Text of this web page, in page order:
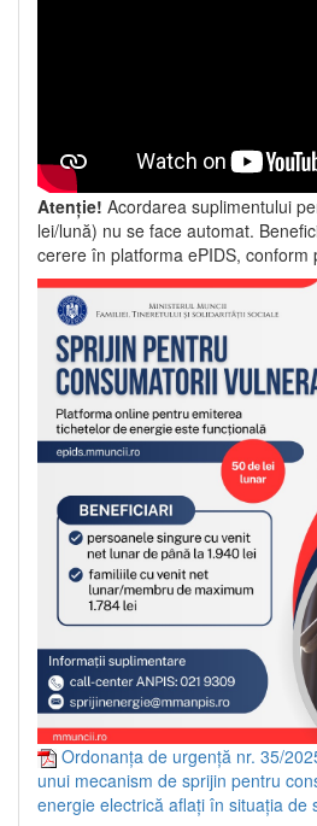
Atenție! Acordarea suplimentului
lei/lună) nu se face automat.
cerere în platforma ePIDS, conform
Ordonanța de urgență nr. 35/
unui mecanism de sprijin pentru
energie electrică aflați în situația de